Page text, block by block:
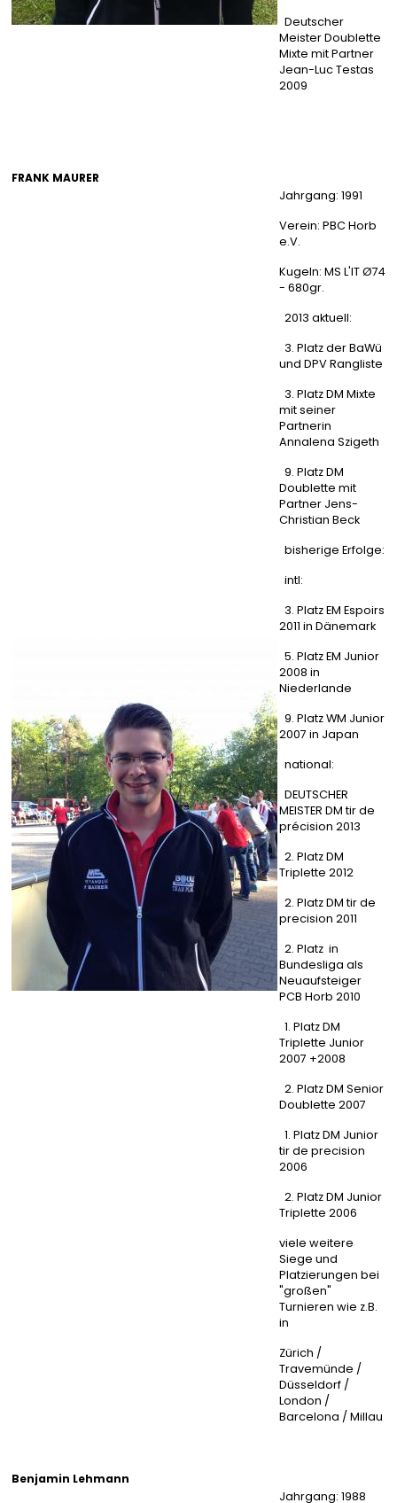
Deutscher
Meister Doublette
Mixte mit Partner
Jean-Luc Testas
2009
FRANK MAURER
Jahrgang: 1991
Verein: PBC Horb
e.V.
Kugeln: MS L'IT Ø74
- 680gr.
2013 aktuell:
3. Platz der BaWü
und DPV Rangliste
3. Platz DM Mixte
mit seiner
Partnerin
Annalena Szigeth
9. Platz DM
Doublette mit
Partner Jens-
Christian Beck
bisherige Erfolge:
intl:
3. Platz EM Espoirs
2011 in Dänemark
5. Platz EM Junior
2008 in
Niederlande
9. Platz WM Junior
2007 in Japan
national:
DEUTSCHER
MEISTER DM tir de
précision 2013
2. Platz DM
Triplette 2012
2. Platz DM tir de
precision 2011
2. Platz in
Bundesliga als
Neuaufsteiger
PCB Horb 2010
1. Platz DM
Triplette Junior
2007 +2008
2. Platz DM Senior
Doublette 2007
1. Platz DM Junior
tir de precision
2006
2. Platz DM Junior
Triplette 2006
viele weitere
Siege und
Platzierungen bei
"großen"
Turnieren wie z.B.
in
Zürich /
Travemünde /
Düsseldorf /
London /
Barcelona / Millau
Benjamin Lehmann
Jahrgang: 1988